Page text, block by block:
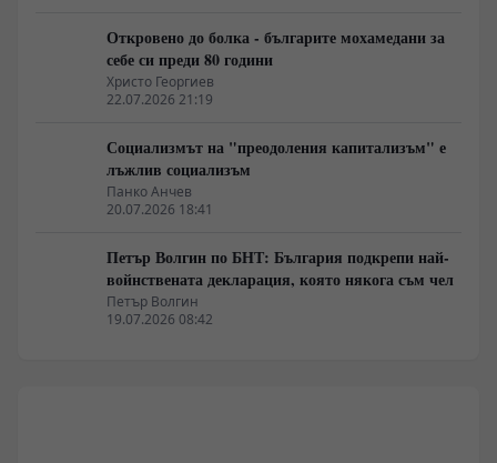
Откровено до болка - българите мохамедани за
себе си преди 80 години
Христо Георгиев
22.07.2026 21:19
Социализмът на "преодоления капитализъм" е
лъжлив социализъм
Панко Анчев
20.07.2026 18:41
Петър Волгин по БНТ: България подкрепи най-
войнствената декларация, която някога съм чел
Петър Волгин
19.07.2026 08:42